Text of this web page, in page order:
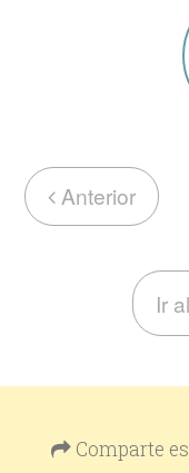
Anterior
Ir
Comparte